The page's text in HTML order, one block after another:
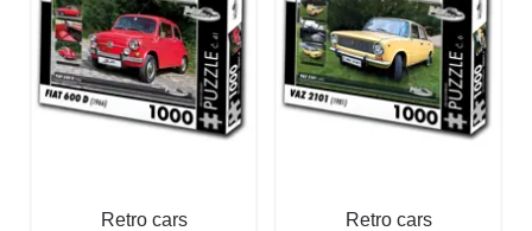
Retro cars
Retro cars